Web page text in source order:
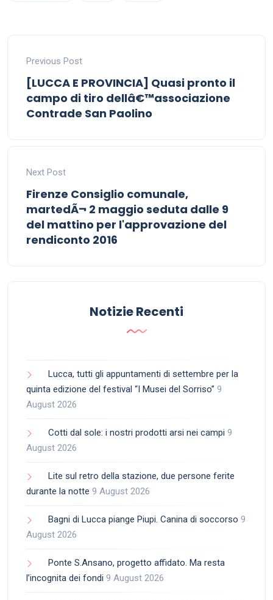
Previous Post
[LUCCA E PROVINCIA] Quasi pronto il
campo di tiro dellâ€™associazione
Contrade San Paolino
Next Post
Firenze Consiglio comunale,
martedÃ¬ 2 maggio seduta dalle 9
del mattino per l'approvazione del
rendiconto 2016
Notizie Recenti
Lucca, tutti gli appuntamenti di settembre per la
quinta edizione del festival “I Musei del Sorriso” 9
August 2026
Cotti dal sole: i nostri prodotti arsi nei campi 9
August 2026
Lite sul retro della stazione, due persone ferite
durante la notte 9 August 2026
Bagni di Lucca piange Piupi. Canina di soccorso 9
August 2026
Ponte S.Ansano, progetto affidato. Ma resta
l’incognita dei fondi 9 August 2026